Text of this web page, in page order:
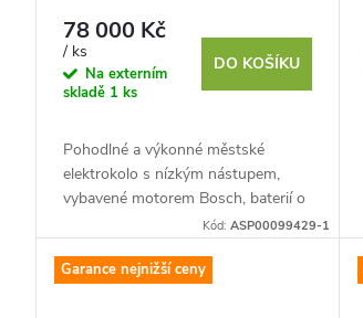
ů
k
78 000 Kč
/ ks
Na externím
skladě 1 ks
DO KOŠÍKU
Pohodlné a výkonné městské
elektrokolo s nízkým nástupem,
vybavené motorem Bosch, baterií o
kapacitě 500 Wh a 5rychlostní
Kód:ASP00099429-1
Garance nejnižší ceny